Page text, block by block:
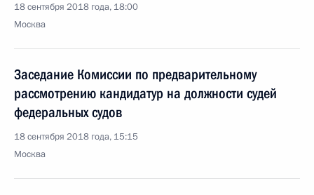
18 сентября 2018 года, 18:00
Москва
Заседание Комиссии по предварительному
рассмотрению кандидатур на должности судей
федеральных судов
18 сентября 2018 года, 15:15
Москва